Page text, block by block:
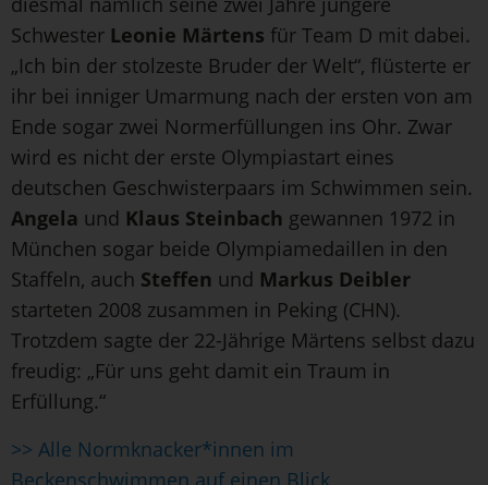
Schwester Leonie Märtens für Team D mit dabei.
„Ich bin der stolzeste Bruder der Welt“, flüsterte er
ihr bei inniger Umarmung nach der ersten von am
Ende sogar zwei Normerfüllungen ins Ohr. Zwar
wird es nicht der erste Olympiastart eines
deutschen Geschwisterpaars im Schwimmen sein.
Angela und Klaus Steinbach gewannen 1972 in
München sogar beide Olympiamedaillen in den
Staffeln, auch Steffen und Markus Deibler
starteten 2008 zusammen in Peking (CHN).
Trotzdem sagte der 22-Jährige Märtens selbst dazu
freudig: „Für uns geht damit ein Traum in
Erfüllung.“
>> Alle Normknacker*innen im
Beckenschwimmen auf einen Blick